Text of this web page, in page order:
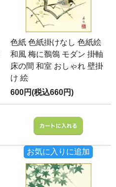
色紙 色紙掛けなし 色紙絵
和風 梅に鶺鴒 モダン 掛軸
床の間 和室 おしゃれ 壁掛
け 絵
600円(税込660円)
お気に入りに追加